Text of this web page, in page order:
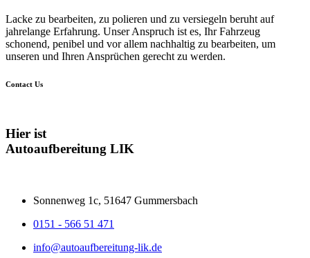
Lacke zu bearbeiten, zu polieren und zu versiegeln beruht auf
jahrelange Erfahrung. Unser Anspruch ist es, Ihr Fahrzeug
schonend, penibel und vor allem nachhaltig zu bearbeiten, um
unseren und Ihren Ansprüchen gerecht zu werden.
Contact Us
Hier ist
Autoaufbereitung LIK
Sonnenweg 1c, 51647 Gummersbach
0151 - 566 51 471
info@autoaufbereitung-lik.de